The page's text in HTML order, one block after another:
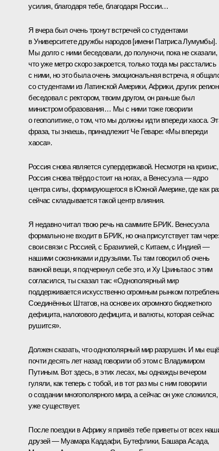
усилия, благодаря тебе, благодаря России…
Я вчера был очень тронут встречей со студентами
в Университете дружбы народов [имени Патриса Лумумбы].
Мы долго с ними беседовали, до полуночи, пока не сказали,
что уже метро скоро закроется, только тогда мы расстались
с ними, но это была очень эмоциональная встреча, я
со студентами из Латинской Америки, Африки, других
беседовал с ректором, твоим другом, он раньше был
министром образования… Мы с ними тоже говорили
о геополитике, о том, что мы должны идти впереди хаоса.
фраза, ты знаешь, принадлежит Че Геваре: «Мы впереди
хаоса».
Россия снова является супердержавой. Несмотря на кризис,
Россия снова твёрдо стоит на ногах, а Венесуэла — ядро
центра силы, формирующегося в Южной Америке, где как
сейчас складывается такой центр влияния.
Я недавно читал твою речь на саммите БРИК. Венесуэла
формально не входит в БРИК, но она присутствует там
свои связи с Россией, с Бразилией, с Китаем, с Индией —
нашими союзниками и друзьями. Ты там говорил об очень
важной вещи, я подчеркнул себе это, и Ху Цзиньтао с этим
согласился, ты сказал так: «Однополярный мир
поддерживается искусственно огромным рынком
Соединённых Штатов, на основе их огромного бюджетного
дефицита, налогового дефицита, и валюты, которая сейчас
рушится».
Должен сказать, что однополярный мир разрушен. И мы ещё
почти десять лет назад говорили об этом с Владимиром
Путиным. Вот здесь, в этих лесах, мы однажды вечером
гуляли, как теперь с тобой, и в тот раз мы с ним говорили
о создании многополярного мира, а сейчас он уже сложился,
уже существует.
После поездки в Африку я привёз тебе приветы от всех
друзей — Муамара Каддафи, Бутефлики, Башара Асада,